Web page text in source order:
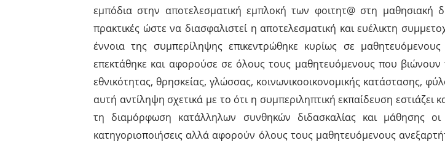
εμπόδια στην αποτελεσματική εμπλοκή των φοιτητ@ στη μαθησιακή
πρακτικές ώστε να διασφαλιστεί η αποτελεσματική και ευέλικτη
έννοια της συμπερίληψης επικεντρώθηκε κυρίως σε
επεκτάθηκε και αφορούσε σε όλους τους μαθητευόμενους που
εθνικότητας, θρησκείας, γλώσσας, κοινωνικοοικονομικής κατάστασης,
αυτή αντίληψη σχετικά με το ότι η συμπεριληπτική εκπαίδευση εστιάζει
τη διαμόρφωση κατάλληλων συνθηκών διδασκαλίας και μάθησης οι
κατηγοριοποιήσεις αλλά αφορούν όλους τους μαθητευόμενους